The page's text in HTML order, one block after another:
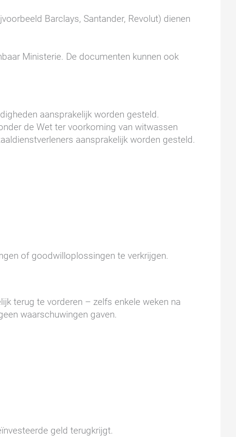
Barclays, Santander, Revolut) dienen
Ministerie. De documenten kunnen ook
aansprakelijk worden gesteld.
de Wet ter voorkoming van witwassen
aansprakelijk worden gesteld.
of goodwilloplossingen te verkrijgen.
terug te vorderen – zelfs enkele weken na
waarschuwingen gaven.
geld terugkrijgt.